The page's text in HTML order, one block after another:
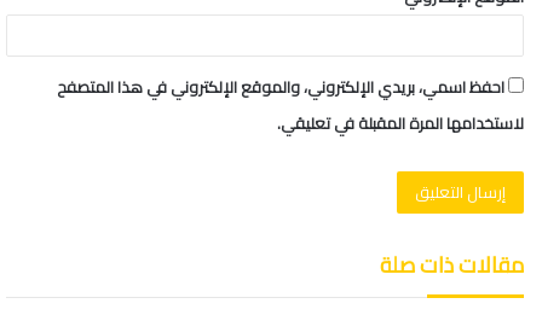
احفظ اسمي، بريدي الإلكتروني، والموقع الإلكتروني في هذا المتصفح
لاستخدامها المرة المقبلة في تعليقي.
مقالات ذات صلة